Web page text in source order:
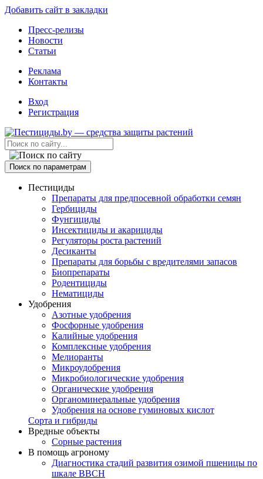
Добавить сайт в закладки
Пресс-релизы
Новости
Статьи
Реклама
Контакты
Вход
Регистрация
Поиск по параметрам
Пестициды
Препараты для предпосевной обработки семян
Гербициды
Фунгициды
Инсектициды и акарициды
Регуляторы роста растений
Десиканты
Препараты для борьбы с вредителями запасов
Биопрепараты
Родентициды
Нематициды
Удобрения
Азотные удобрения
Фосфорные удобрения
Калийные удобрения
Комплексные удобрения
Мелиоранты
Микроудобрения
Микробиологические удобрения
Органические удобрения
Органоминеральные удобрения
Удобрения на основе гуминовых кислот
Сорта и гибриды
Вредные объекты
Сорные растения
В помощь агроному
Диагностика стадий развития озимой пшеницы по
шкале ВВСН